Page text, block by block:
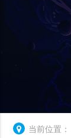
当前位置：